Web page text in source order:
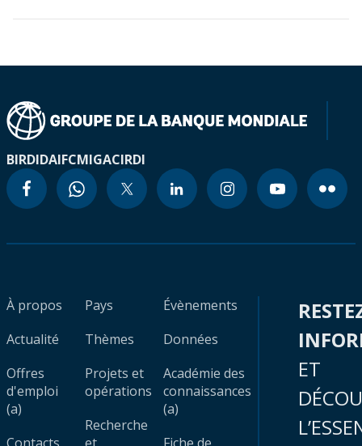
BIRDIDAIFCMIGACIRDI
À propos
Actualité
Offres
d'emploi
(a)
Pays
Thèmes
Projets et
opérations
Recherche
Évènements
Données
Académie des
connaissances
(a)
ET